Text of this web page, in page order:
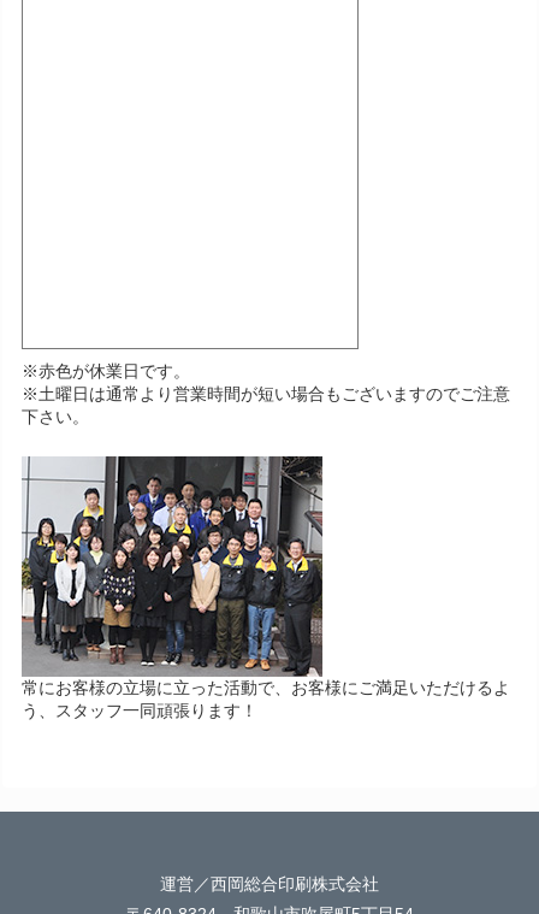
※赤色が休業日です。
※土曜日は通常より営業時間が短い場合もございますのでご注意
下さい。
常にお客様の立場に立った活動で、お客様にご満足いただけるよ
う、スタッフ一同頑張ります！
運営／西岡総合印刷株式会社